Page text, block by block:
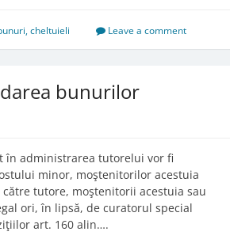
,cheltuieli Leave a comment
bunurilor
în administrarea tutorelui vor fi
minor, moştenitorilor acestuia
tutore, moştenitorii acestuia sau
ori, în lipsă, de curatorul special
art. 160 alin….